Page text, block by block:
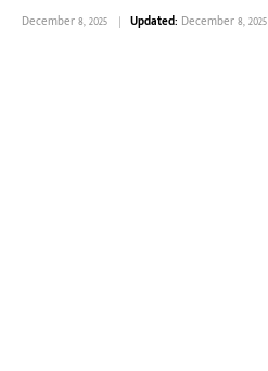
December 8, 2025 Updated: December 8, 2025